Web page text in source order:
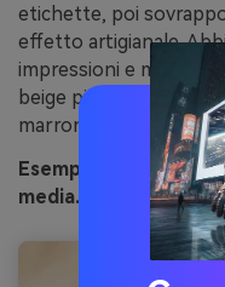
etichette, poi
effetto artigianale.
impressioni e
beige più chiaro
marroni restano
Esempio immagine
media.io